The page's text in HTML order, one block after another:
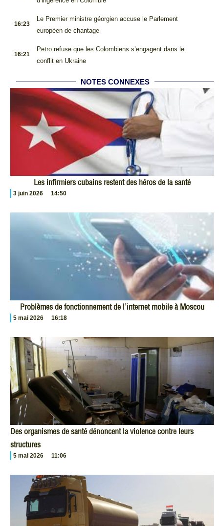
16:23
Le Premier ministre géorgien accuse le Parlement
européen de chantage
16:21
Petro refuse que les Colombiens s’engagent dans le
conflit en Ukraine
NOTES CONNEXES
Les infirmiers cubains restent des héros de la santé
3 juin 2026 14:50
Problèmes de fonctionnement de l’internet mobile à Moscou
5 mai 2026 16:18
Des organismes de santé dénoncent la violence contre leurs
structures
5 mai 2026 11:06